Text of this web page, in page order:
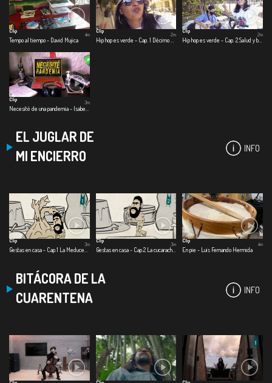
Clip
Tempo al tiempo - David Mujica
4m
Clip
2m
Clip
2m
Clip
3m
EL JUGLAR DE
MI ENCIERRO
INFO
Clip
3m
Clip
Gestas en casa - Cap.2 La cucaracha dragón
3m
Clip
En pie - Luis Fernando Hermida
4m
BITÁCORA DE LA
CUARENTENA
INFO